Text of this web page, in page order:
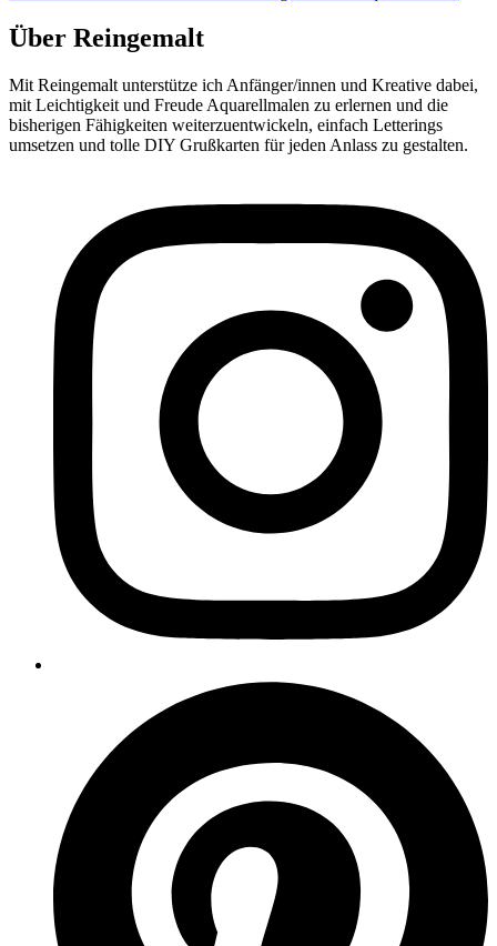
Über Reingemalt
Mit Reingemalt unterstütze ich Anfänger/innen und Kreative dabei,
mit Leichtigkeit und Freude Aquarellmalen zu erlernen und die
bisherigen Fähigkeiten weiterzuentwickeln, einfach Letterings
umsetzen und tolle DIY Grußkarten für jeden Anlass zu gestalten.